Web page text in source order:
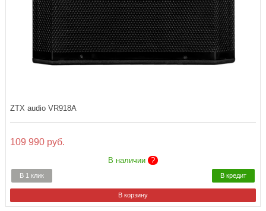
ZTX audio VR918A
109 990 руб.
В наличии ?
В 1 клик В кредит